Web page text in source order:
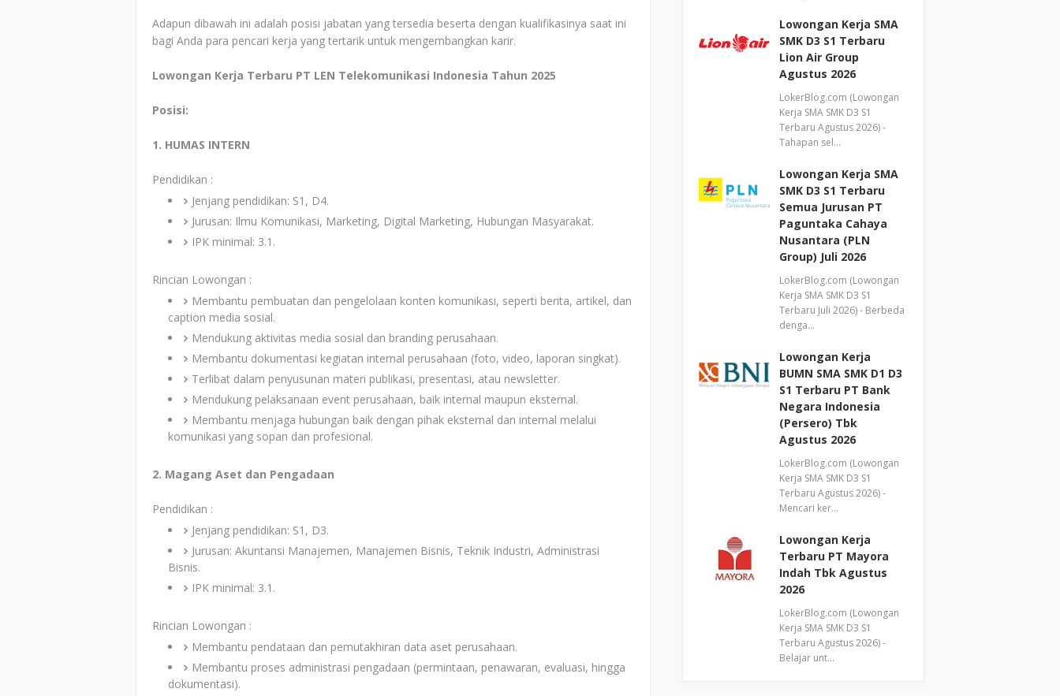
Adapun dibawah ini adalah posisi jabatan yang tersedia beserta dengan kualifikasinya saat ini
bagi Anda para pencari kerja yang tertarik untuk mengembangkan karir.
Lowongan Kerja Terbaru PT LEN Telekomunikasi Indonesia Tahun 2025
Posisi:
1. HUMAS INTERN
Pendidikan :
Jenjang pendidikan: S1, D4.
Jurusan: Ilmu Komunikasi, Marketing, Digital Marketing, Hubungan Masyarakat.
IPK minimal: 3.1.
Rincian Lowongan :
Membantu pembuatan dan pengelolaan konten komunikasi, seperti berita, artikel, dan
caption media sosial.
Mendukung aktivitas media sosial dan branding perusahaan.
Membantu dokumentasi kegiatan internal perusahaan (foto, video, laporan singkat).
Terlibat dalam penyusunan materi publikasi, presentasi, atau newsletter.
Mendukung pelaksanaan event perusahaan, baik internal maupun eksternal.
Membantu menjaga hubungan baik dengan pihak eksternal dan internal melalui
komunikasi yang sopan dan profesional.
2. Magang Aset dan Pengadaan
Pendidikan :
Jenjang pendidikan: S1, D3.
Jurusan: Akuntansi Manajemen, Manajemen Bisnis, Teknik Industri, Administrasi
Bisnis.
IPK minimal: 3.1.
Rincian Lowongan :
Membantu pendataan dan pemutakhiran data aset perusahaan.
Membantu proses administrasi pengadaan (permintaan, penawaran, evaluasi, hingga
dokumentasi).
Lowongan Kerja SMA
SMK D3 S1 Terbaru
Lion Air Group
Agustus 2026
LokerBlog.com (Lowongan
Kerja SMA SMK D3 S1
Terbaru Agustus 2026) -
Tahapan sel…
Lowongan Kerja SMA
SMK D3 S1 Terbaru
Semua Jurusan PT
Paguntaka Cahaya
Nusantara (PLN
Group) Juli 2026
LokerBlog.com (Lowongan
Kerja SMA SMK D3 S1
Terbaru Juli 2026) - Berbeda
denga…
Lowongan Kerja
BUMN SMA SMK D1 D3
S1 Terbaru PT Bank
Negara Indonesia
(Persero) Tbk
Agustus 2026
LokerBlog.com (Lowongan
Kerja SMA SMK D3 S1
Terbaru Agustus 2026) -
Mencari ker…
Lowongan Kerja
Terbaru PT Mayora
Indah Tbk Agustus
2026
LokerBlog.com (Lowongan
Kerja SMA SMK D3 S1
Terbaru Agustus 2026) -
Belajar unt…